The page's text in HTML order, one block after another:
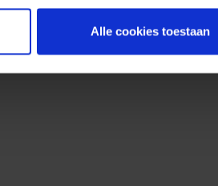
Alle cookies toestaan